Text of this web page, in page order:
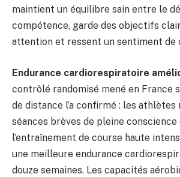
maintient un équilibre sain entre le
compétence, garde des objectifs
attention et ressent un sentiment de
Endurance cardiorespiratoire
contrôlé randomisé mené en France
de distance l’a confirmé : les athlètes
séances brèves de pleine conscience
l’entraînement de course haute
une meilleure endurance
douze semaines. Les capacités